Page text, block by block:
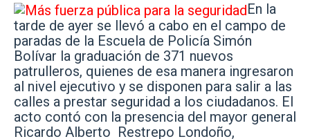
En la
tarde de ayer se llevó a cabo en el campo de
paradas de la Escuela de Policía Simón
Bolívar la graduación de 371 nuevos
patrulleros, quienes de esa manera ingresaron
al nivel ejecutivo y se disponen para salir a las
calles a prestar seguridad a los ciudadanos. El
acto contó con la presencia del mayor general
Ricardo Alberto Restrepo Londoño,